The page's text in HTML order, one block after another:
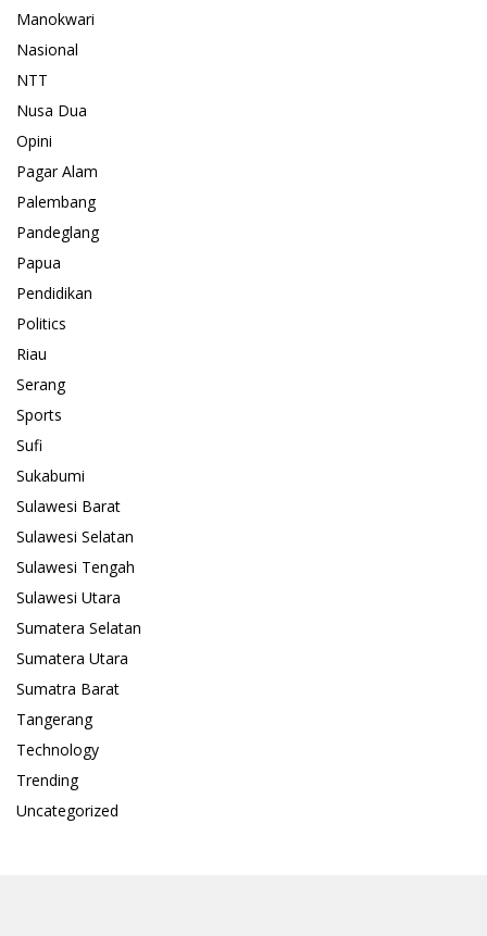
Manokwari
Nasional
NTT
Nusa Dua
Opini
Pagar Alam
Palembang
Pandeglang
Papua
Pendidikan
Politics
Riau
Serang
Sports
Sufi
Sukabumi
Sulawesi Barat
Sulawesi Selatan
Sulawesi Tengah
Sulawesi Utara
Sumatera Selatan
Sumatera Utara
Sumatra Barat
Tangerang
Technology
Trending
Uncategorized